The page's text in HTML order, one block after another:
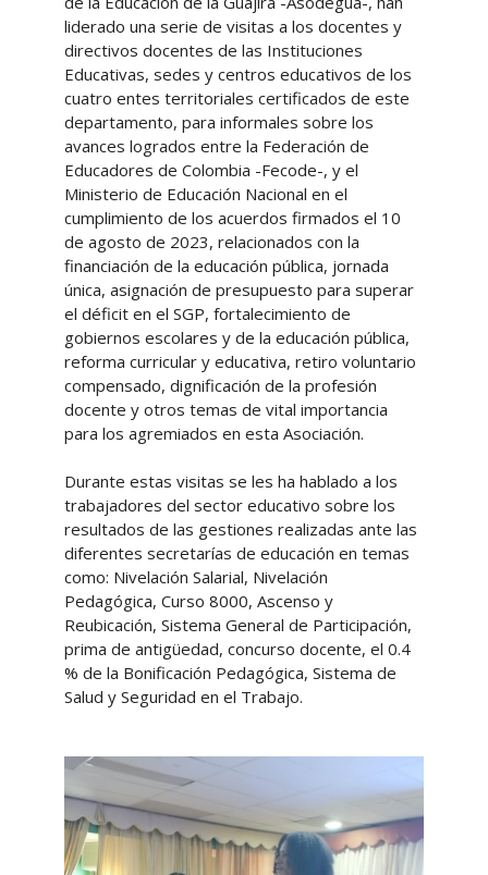
liderado una serie de visitas a los docentes y
directivos docentes de las Instituciones
Educativas, sedes y centros educativos de los
cuatro entes territoriales certificados de este
departamento, para informales sobre los
avances logrados entre la Federación de
Educadores de Colombia -Fecode-, y el
Ministerio de Educación Nacional en el
cumplimiento de los acuerdos firmados el 10
de agosto de 2023, relacionados con la
financiación de la educación pública, jornada
única, asignación de presupuesto para superar
el déficit en el SGP, fortalecimiento de
gobiernos escolares y de la educación pública,
reforma curricular y educativa, retiro voluntario
compensado, dignificación de la profesión
docente y otros temas de vital importancia
para los agremiados en esta Asociación.
Durante estas visitas se les ha hablado a los
trabajadores del sector educativo sobre los
resultados de las gestiones realizadas ante las
diferentes secretarías de educación en temas
como: Nivelación Salarial, Nivelación
Pedagógica, Curso 8000, Ascenso y
Reubicación, Sistema General de Participación,
prima de antigüedad, concurso docente, el 0.4
% de la Bonificación Pedagógica, Sistema de
Salud y Seguridad en el Trabajo.